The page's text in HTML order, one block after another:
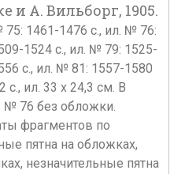
и А. Вильборг, 1905.
1461-1476 с., ил. № 76:
1524 с., ил. № 79: 1525-
с., ил. № 81: 1557-1580
с., ил. 33 х 24,3 см. В
№ 76 без обложки.
фрагментов по
пятна на обложках,
незначительные пятна